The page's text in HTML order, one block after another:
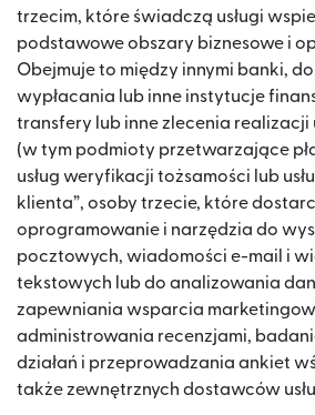
trzecim, które świadczą usługi
podstawowe obszary biznesowe i
Obejmuje to między innymi banki,
wypłacania lub inne instytucje
transfery lub inne zlecenia realizacji
(w tym podmioty przetwarzające
usług weryfikacji tożsamości lub
klienta”, osoby trzecie, które
oprogramowanie i narzędzia do
pocztowych, wiadomości e-mail i
tekstowych lub do analizowania
zapewniania wsparcia
administrowania recenzjami,
działań i przeprowadzania ankiet
także zewnętrznych dostawców